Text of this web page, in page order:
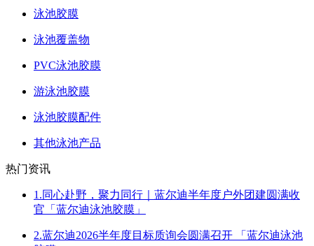
泳池胶膜
泳池覆盖物
PVC泳池胶膜
游泳池胶膜
泳池胶膜配件
其他泳池产品
热门资讯
1.同心赴野，聚力同行｜蓝尔迪半年度户外团建圆满收
官「蓝尔迪泳池胶膜」
2.蓝尔迪2026半年度目标质询会圆满召开 「蓝尔迪泳池